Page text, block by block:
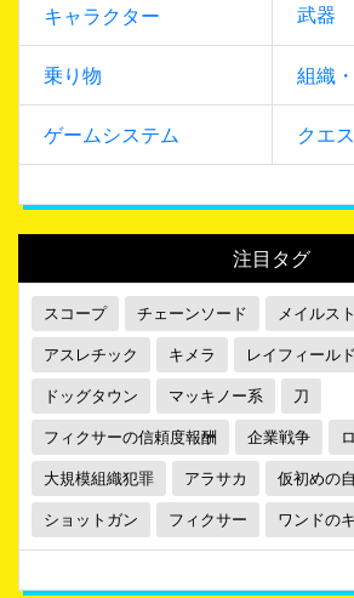
キャラクター 武器
乗り物 組織
ゲームシステム クエ
注目タグ
スコープ チェーンソード メイルス
アスレチック キメラ レイフィール
ドッグタウン マッキノー系 刀
フィクサーの信頼度報酬 企業戦争
大規模組織犯罪 アラサカ 仮初めの
ショットガン フィクサー ワンドの